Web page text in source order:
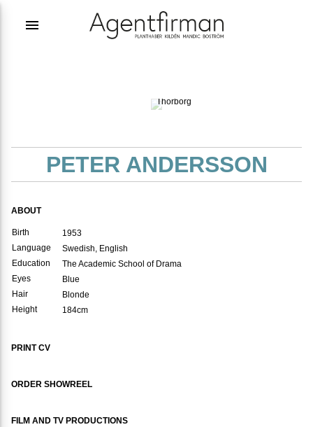
menu
Thorborg
PETER ANDERSSON
ABOUT
Birth
1953
Language
Swedish, English
Education
The Academic School of Drama
Eyes
Blue
Hair
Blonde
Height
184cm
PRINT CV
ORDER SHOWREEL
FILM AND TV PRODUCTIONS